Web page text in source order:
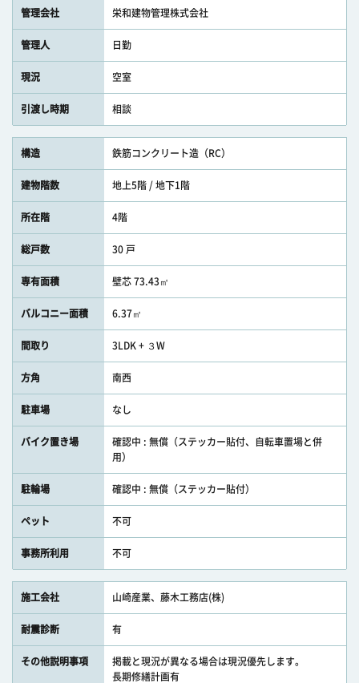
管理会社 栄和建物管理株式会社
管理人 日勤
現況 空室
引渡し時期 相談
構造 鉄筋コンクリート造（RC）
建物階数 地上5階 / 地下1階
所在階 4階
総戸数 30 戸
専有面積 壁芯 73.43㎡
バルコニー面積 6.37㎡
間取り 3LDK + ３W
方角 南西
駐車場 なし
バイク置き場
確認中 : 無償（ステッカー貼付、自転車置場と併
用）
駐輪場 確認中 : 無償（ステッカー貼付）
ペット 不可
事務所利用 不可
施工会社 山崎産業、藤木工務店(株)
耐震診断 有
その他説明事項
掲載と現況が異なる場合は現況優先します。
長期修繕計画有